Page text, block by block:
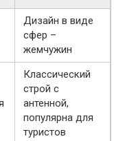
Дизайн в виде
сфер –
жемчужин
Классический
строй с
антенной,
популярна для
туристов